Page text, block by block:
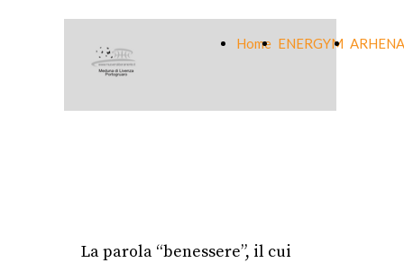
Home ENERGYM
La parola “benessere”, il cui